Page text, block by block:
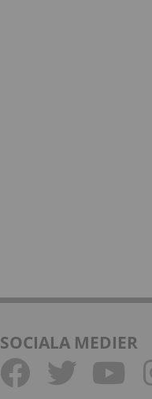
SOCIALA MEDIER